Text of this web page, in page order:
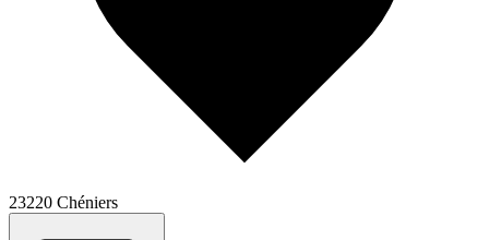
23220 Chéniers